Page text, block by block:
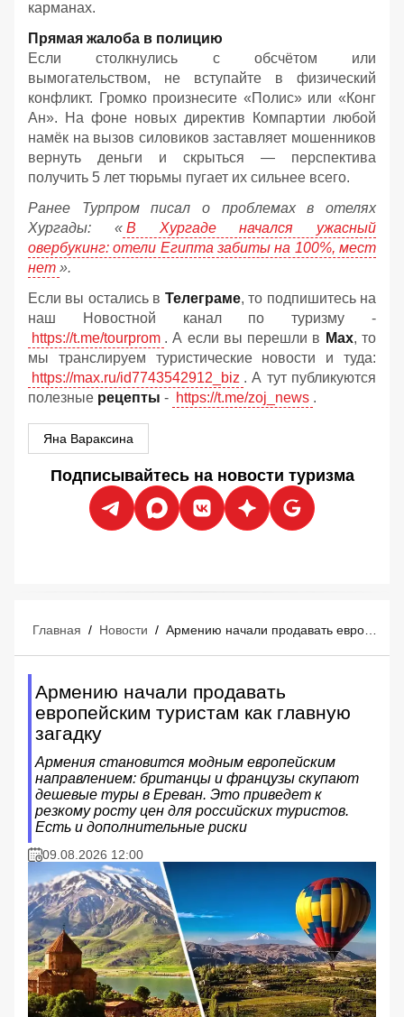
карманах.
Прямая жалоба в полицию
Если столкнулись с обсчётом или
вымогательством, не вступайте в физический
конфликт. Громко произнесите «Полис» или «Конг
Ан». На фоне новых директив Компартии любой
намёк на вызов силовиков заставляет мошенников
вернуть деньги и скрыться — перспектива
получить 5 лет тюрьмы пугает их сильнее всего.
Ранее Турпром писал о проблемах в отелях
Хургады: « В Хургаде начался ужасный
овербукинг: отели Египта забиты на 100%, мест
нет ».
Если вы остались в Телеграме, то подпишитесь на
наш Новостной канал по туризму -
https://t.me/tourprom . А если вы перешли в Мах, то
мы транслируем туристические новости и туда:
https://max.ru/id7743542912_biz . А тут публикуются
полезные рецепты - https://t.me/zoj_news .
Яна Вараксина
Подписывайтесь на новости туризма
Главная / Новости /
Армению начали продавать
европейским туристам как главную
загадку
Армения становится модным европейским
направлением: британцы и французы скупают
дешевые туры в Ереван. Это приведет к
резкому росту цен для российских туристов.
Есть и дополнительные риски
09.08.2026 12:00